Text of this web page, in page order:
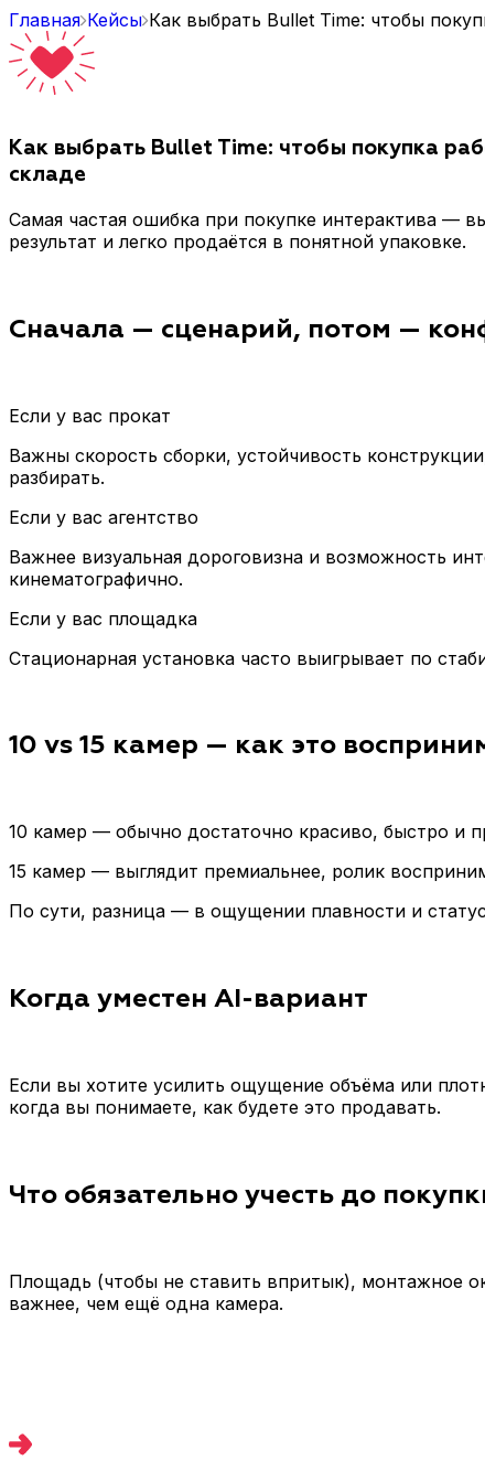
Главная Кейсы Как выбрать Bullet Time: чтобы
Как выбрать Bullet Time: чтобы покупка
складе
Самая частая ошибка при покупке интерактива —
результат и легко продаётся в понятной упаковке.
Сначала — сценарий, потом —
Если у вас прокат
Важны скорость сборки, устойчивость
разбирать.
Если у вас агентство
Важнее визуальная дороговизна и возможность
кинематографично.
Если у вас площадка
Стационарная установка часто выигрывает по
10 vs 15 камер — как это
10 камер — обычно достаточно красиво, быстро и
15 камер — выглядит премиальнее, ролик
По сути, разница — в ощущении плавности и
Когда уместен AI-вариант
Если вы хотите усилить ощущение объёма или
когда вы понимаете, как будете это продавать.
Что обязательно учесть до
Площадь (чтобы не ставить впритык), монтажное
важнее, чем ещё одна камера.